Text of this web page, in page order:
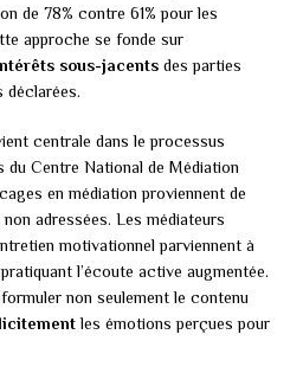
de 78% contre 61% pour les
approche se fonde sur
sous-jacents des parties
déclarées.
centrale dans le processus
du Centre National de Médiation
en médiation proviennent de
non adressées. Les médiateurs
motivationnel parviennent à
l’écoute active augmentée.
non seulement le contenu
les émotions perçues pour